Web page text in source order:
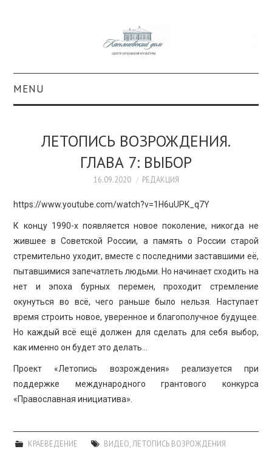
MENU
КОЛЛЕКЦИИ
КУЛЬТУРА
ОБРАЗОВАНИЕ
ПРОСВЕЩЕНИЕ
ЛЕТОПИСЬ ВОЗРОЖДЕНИЯ.
ГЛАВА 7: ВЫБОР
16.09.2020 РЕДАКЦИЯ
https://www.youtube.com/watch?v=1H6uUPK_q7Y
К концу 1990-х появляется новое поколение, никогда не
жившее в Советской России, а память о России старой
стремительно уходит, вместе с последними заставшими её,
пытавшимися запечатлеть людьми. Но начинает сходить на
нет и эпоха бурных перемен, проходит стремление
окунуться во всё, чего раньше было нельзя. Наступает
время строить новое, уверенное и благополучное будущее.
Но каждый всё ещё должен для сделать для себя выбор,
как именно он будет это делать…
Проект «Летопись возрождения» реализуется при
поддержке международного грантового конкурса
«Православная инициатива».
КРАЕВЕДЕНИЕ ВИДЕО ЛЕТОПИСЬ ВОЗРОЖДЕНИЯ